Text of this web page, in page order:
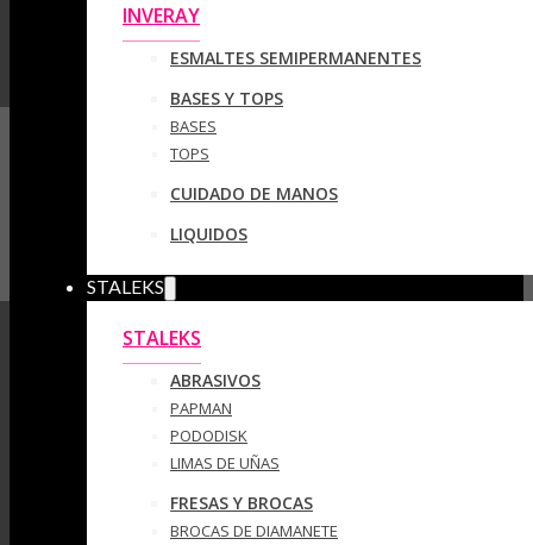
INVERAY
ESMALTES SEMIPERMANENTES
BASES Y TOPS
BASES
TOPS
CUIDADO DE MANOS
LIQUIDOS
STALEKS
STALEKS
ABRASIVOS
PAPMAN
PODODISK
LIMAS DE UÑAS
FRESAS Y BROCAS
BROCAS DE DIAMANETE